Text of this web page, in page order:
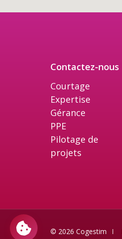
Contactez-nous
Courtage
Expertise
Gérance
PPE
Pilotage de
projets
© 2026 Cogestim